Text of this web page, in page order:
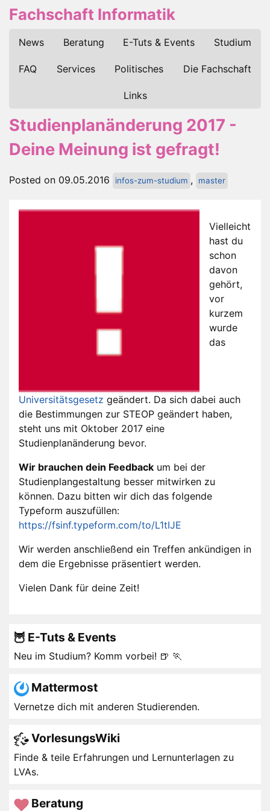
Fachschaft Informatik
News Beratung E-Tuts & Events Studium
FAQ Services Politisches Die Fachschaft
Links
Studienplanänderung 2017 -
Deine Meinung ist gefragt!
Posted on 09.05.2016 infos-zum-studium , master
Vielleicht
hast du
schon
davon
gehört,
vor
kurzem
wurde
das
Universitätsgesetz geändert. Da sich dabei auch
die Bestimmungen zur STEOP geändert haben,
steht uns mit Oktober 2017 eine
Studienplanänderung bevor.
Wir brauchen dein Feedback um bei der
Studienplangestaltung besser mitwirken zu
können. Dazu bitten wir dich das folgende
Typeform auszufüllen:
https://fsinf.typeform.com/to/L1tIJE
Wir werden anschließend ein Treffen ankündigen in
dem die Ergebnisse präsentiert werden.
Vielen Dank für deine Zeit!
🦉 E-Tuts & Events
Neu im Studium? Komm vorbei! 🍺 🏃
Mattermost
Vernetze dich mit anderen Studierenden.
VorlesungsWiki
Finde & teile Erfahrungen und Lernunterlagen zu
LVAs.
Beratung